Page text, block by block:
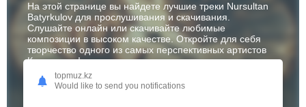
На этой странице вы найдете лучшие треки Nursultan
Batyrkulov для прослушивания и скачивания.
Слушайте онлайн или скачивайте любимые
композиции в высоком качестве. Откройте для себя
творчество одного из самых перспективных артистов
Казахстана!
Слушать
topmuz.kz
Would like to send you notifications